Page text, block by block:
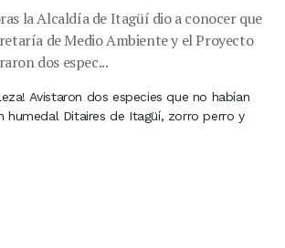
la Alcaldía de Itagüí dio a conocer que
de Medio Ambiente y el Proyecto
dos espec...